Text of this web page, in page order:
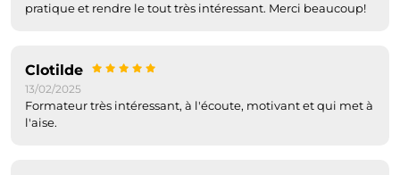
pratique et rendre le tout très intéressant. Merci beaucoup!
Clotilde
13/02/2025
Formateur très intéressant, à l'écoute, motivant et qui met à
l'aise.